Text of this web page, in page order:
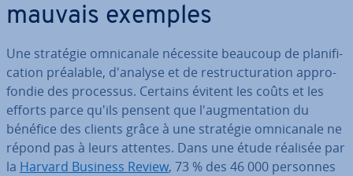
mauvais exemples
Une stratégie om­ni­ca­nale nécessite beaucoup de pla­ni­fi­
ca­tion préalable, d'analyse et de res­truc­tu­ra­tion ap­pro­
fon­die des processus. Certains évitent les coûts et les
efforts parce qu'ils pensent que l'aug­men­ta­tion du
bénéfice des clients grâce à une stratégie om­ni­ca­nale ne
répond pas à leurs attentes. Dans une étude réalisée par
la Harvard Business Review, 73 % des 46 000 personnes